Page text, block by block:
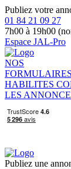
Publiez votre
01 84 21 09 27
7h00 à 19h00
Espace JAL-Pro
NOS
FORMULAIRES
HABILITES
LES
Publiez une